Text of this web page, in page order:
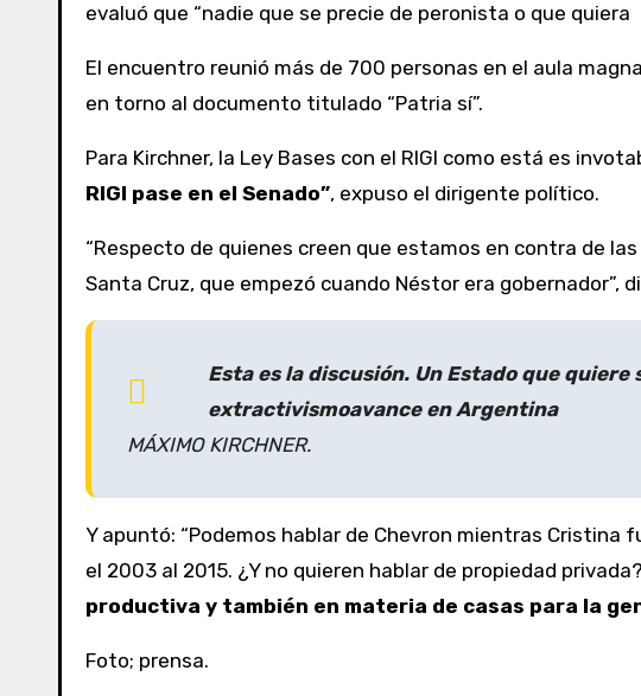
evaluó que “nadie que se precie de peronista o que
El encuentro reunió más de 700 personas en el aula
en torno al documento titulado “Patria sí”.
Para Kirchner, la Ley Bases con el RIGI como está es
RIGI pase en el Senado”, expuso el dirigente político.
“Respecto de quienes creen que estamos en contra de
Santa Cruz, que empezó cuando Néstor era gobernador”,
Esta es la discusión. Un Estado que
extractivismoavance en Argentina
MÁXIMO KIRCHNER.
Y apuntó: “Podemos hablar de Chevron mientras
el 2003 al 2015. ¿Y no quieren hablar de propiedad privada?
productiva y también en materia de casas para la
Foto; prensa.